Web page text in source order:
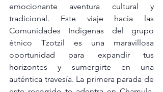
emocionante aventura cultural y
tradicional. Este viaje hacia las
Comunidades Indígenas del grupo
étnico Tzotzil es una maravillosa
oportunidad para expandir tus
horizontes y sumergirte en una
auténtica travesía. La primera parada de